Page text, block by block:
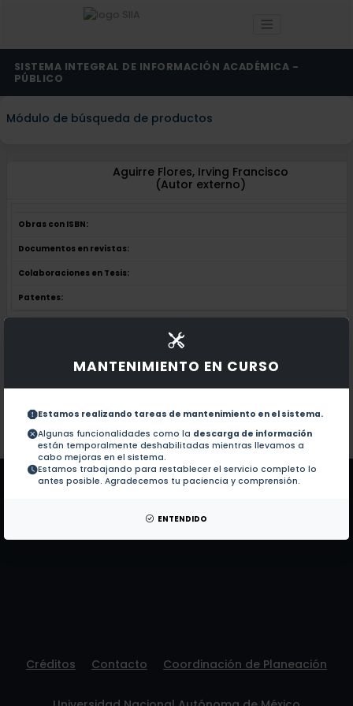
MANTENIMIENTO EN CURSO
Estamos realizando tareas de mantenimiento en el sistema.
Algunas funcionalidades como la descarga de información
están temporalmente deshabilitadas mientras llevamos a
cabo mejoras en el sistema.
Estamos trabajando para restablecer el servicio completo lo
antes posible. Agradecemos tu paciencia y comprensión.
ENTENDIDO
SISTEMA INTEGRAL DE INFORMACIÓN ACADÉMICA -
PÚBLICO
Módulo de búsqueda de productos
Aguirre Flores, Irving Francisco
(Autor externo)
Obras con ISBN:
Documentos en revistas:
Colaboraciones en Tesis:
Patentes:
No hay obras de este autor.
Documentos en revistas:
No hay revistas de este autor.
Patentes: No hay patentes de este autor.
Créditos Contacto Coordinación de Planeación